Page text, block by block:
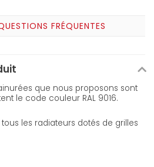
FRÉQUENTES
que nous proposons sont
le code couleur RAL 9016.
les radiateurs dotés de grilles